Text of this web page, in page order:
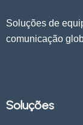
Soluções de
comunicação
Soluções